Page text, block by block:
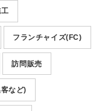
フランチャイズ(FC)
訪問販売
など)